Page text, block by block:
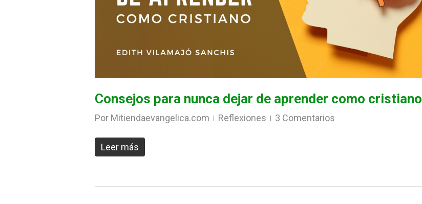
Consejos para nunca dejar de aprender como cristiano
Por Mitiendaevangelica.com Reflexiones 3 Comentarios
Leer más